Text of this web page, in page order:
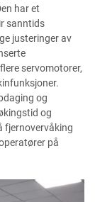
har et
sanntids
justeringer av
servomotorer,
og
og
fjernovervåking
på